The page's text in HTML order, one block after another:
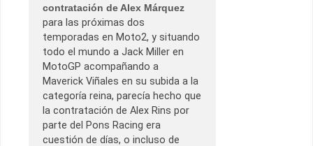
contratación de Alex Márquez
para las próximas dos
temporadas en Moto2, y situando
todo el mundo a Jack Miller en
MotoGP acompañando a
Maverick Viñales en su subida a la
categoría reina, parecía hecho que
la contratación de Alex Rins por
parte del Pons Racing era
cuestión de días, o incluso de